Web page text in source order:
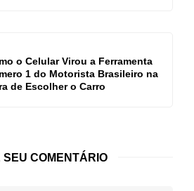
o Celular Virou a Ferramenta
1 do Motorista Brasileiro na
de Escolher o Carro
SEU COMENTÁRIO